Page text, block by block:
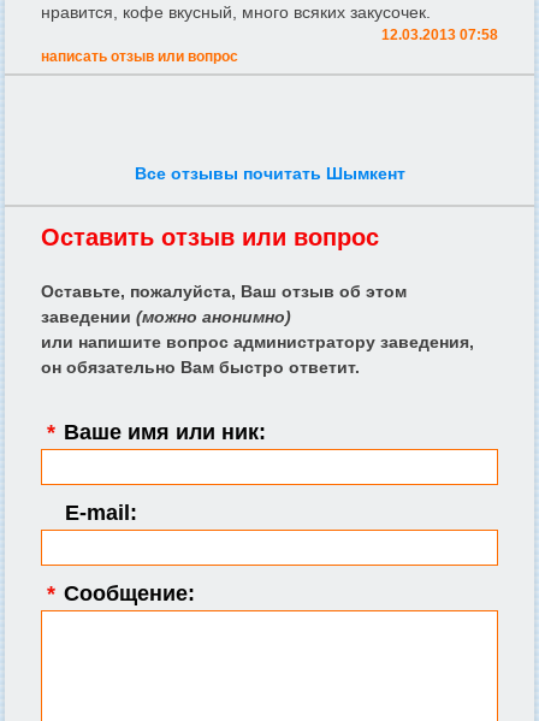
нравится, кофе вкусный, много всяких закусочек.
12.03.2013 07:58
написать отзыв или вопрос
Все отзывы почитать Шымкент
Оставить отзыв или вопрос
Оставьте, пожалуйста, Ваш отзыв об этом
заведении (можно анонимно)
или напишите вопрос администратору заведения,
он обязательно Вам быстро ответит.
* Ваше имя или ник:
E-mail:
* Сообщение: